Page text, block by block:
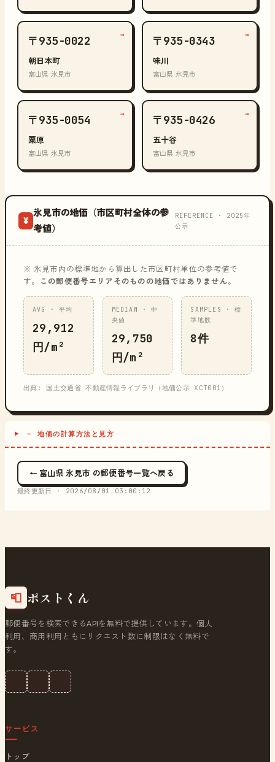
〒935-0022
朝日本町
富山県 氷見市
→ 〒935-0343
味川
富山県 氷見市
→
〒935-0054
粟原
富山県 氷見市
→ 〒935-0426
五十谷
富山県 氷見市
→
¥
氷見市の地価（市区町村全体の参
考値）
REFERENCE · 2025年
公示
※ 氷見市内の標準地から算出した市区町村単位の参考値で
す。
この郵便番号エリアそのものの地価ではありません。
AVG · 平均
29,912
円/m²
MEDIAN · 中
央値
29,750
円/m²
SAMPLES · 標
準地数
8件
出典: 国土交通省 不動産情報ライブラリ（地価公示 XCT001）
─ 地価の計算方法と見方
← 富山県 氷見市 の郵便番号一覧へ戻る
最終更新日 · 2026/08/01 03:00:12
📮 ポストくん
郵便番号を検索できるAPIを無料で提供しています。個人
利用、商用利用ともにリクエスト数に制限はなく無料で
す。
サービス
トップ